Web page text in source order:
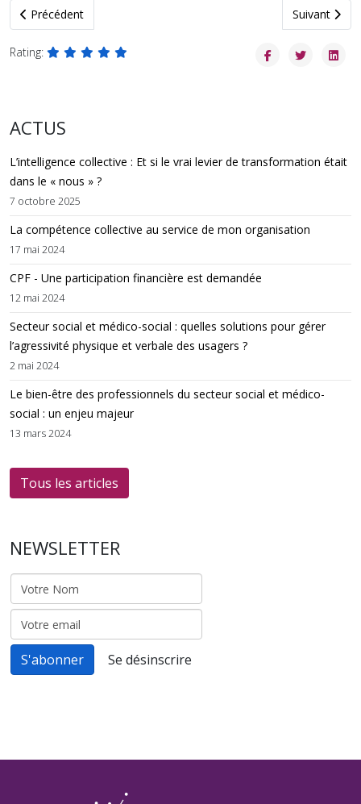
Article précédent : Formations communes au dialogue social
Précédent Article
Suivant
Rating:
ACTUS
L’intelligence collective : Et si le vrai levier de transformation était
dans le « nous » ?
7 octobre 2025
La compétence collective au service de mon organisation
17 mai 2024
CPF - Une participation financière est demandée
12 mai 2024
Secteur social et médico-social : quelles solutions pour gérer
l’agressivité physique et verbale des usagers ?
2 mai 2024
Le bien-être des professionnels du secteur social et médico-
social : un enjeu majeur
13 mars 2024
Tous les articles
NEWSLETTER